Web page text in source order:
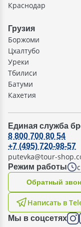
Краснодар
Грузия
Боржоми
Цхалтубо
Уреки
Тбилиси
Батуми
Кахетия
Единая служба
Режим работы
8 800 700 80 54
+7 (495) 720-98-57
putevka@tour-
Написать в
Oбратный
Мы в соцсетях